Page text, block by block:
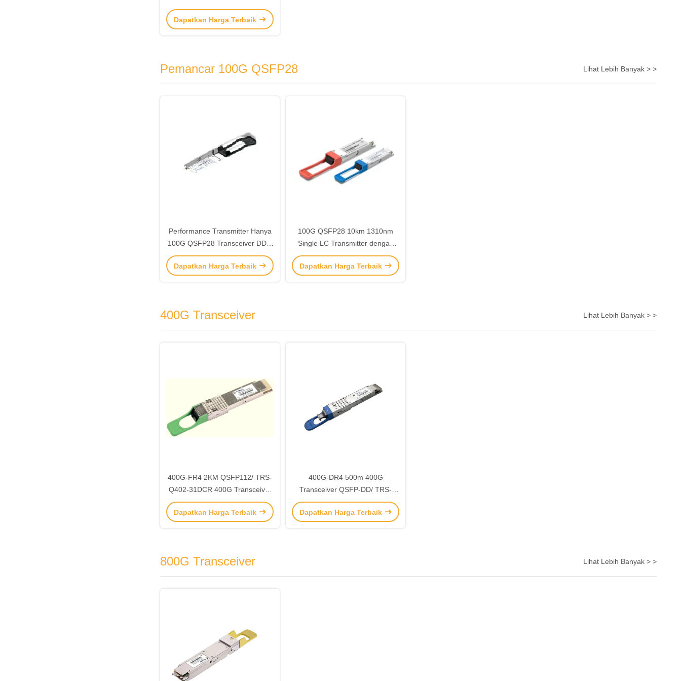
10.3Gb/S 14.5dB
Dapatkan Harga Terbaik
Pemancar 100G QSFP28 Lihat Lebih Banyak > >
Performance Transmitter Hanya
100G QSFP28 Transceiver DDM
YA Jarak 10km
Dapatkan Harga Terbaik
100G QSFP28 10km 1310nm
Single LC Transmitter dengan
DDM dan 3.3V Power
Dapatkan Harga Terbaik
400G Transceiver Lihat Lebih Banyak > >
400G-FR4 2KM QSFP112/ TRS-
Q402-31DCR 400G Transceiver
untuk kebutuhan jaringan jarak
jauh 500M
Dapatkan Harga Terbaik
400G-DR4 500m 400G
Transceiver QSFP-DD/ TRS-
Q4M5-31DCM
Dapatkan Harga Terbaik
800G Transceiver Lihat Lebih Banyak > >